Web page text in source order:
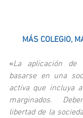
MÁS COLEGIO,
«La aplicación de
basarse en una
activa que incluya
marginados.
libertad de la